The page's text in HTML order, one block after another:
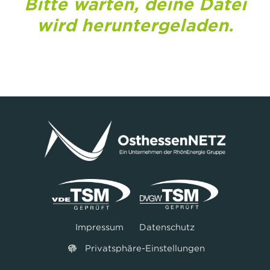
Bitte warten, deine Datei
wird heruntergeladen.
Impressum Datenschutz
Privatsphäre-Einstellungen